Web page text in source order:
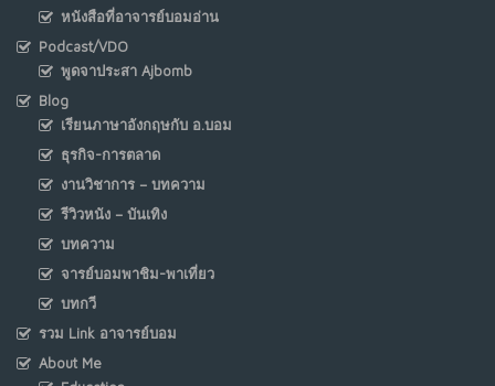
หนังสือที่อาจารย์บอมอ่าน
Podcast/VDO
พูดจาประสา Ajbomb
Blog
เรียนภาษาอังกฤษกับ อ.บอม
ธุรกิจ-การตลาด
งานวิชาการ – บทความ
รีวิวหนัง – บันเทิง
บทความ
จารย์บอมพาชิม-พาเที่ยว
บทกวี
รวม Link อาจารย์บอม
About Me